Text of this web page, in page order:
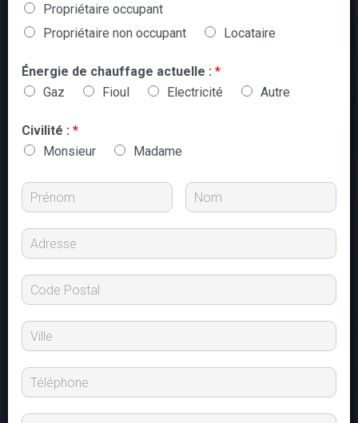
Propriétaire occupant
Propriétaire non occupant
Locataire
Énergie de chauffage actuelle : *
Gaz
Fioul Electricité Autre
Civilité : *
Monsieur
Madame